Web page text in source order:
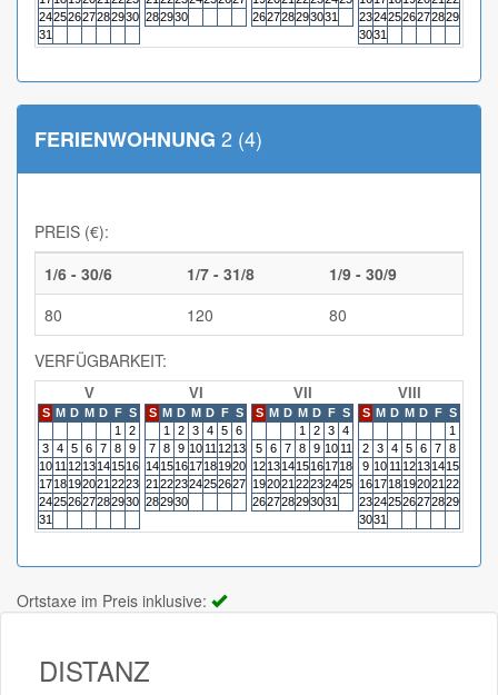
24252627282930
31
282930
262728293031
23242526272829
3031
FERIENWOHNUNG 2 (4)
PREIS (€):
1/6 - 30/6
1/7 - 31/8
1/9 - 30/9
80
120 80
VERFÜGBARKEIT:
V
S M D M D F S
1
2
3 4 5 6 7 8 9
10 11 1213141516
1718192021 2223
24252627282930
31
VI
S M D M D F S
1
2 3 4 5 6
7 8 9 10 11 1213
14151617181920
21 222324252627
282930
VII
S M D M D F S
1
2 3 4
5 6 7 8 9 10 11
12131415161718
192021 22232425
262728293031
VIII
S M D M D F S
1
2 3 4 5 6 7 8
9 10 11 12131415
161718192021 22
23242526272829
3031
Ortstaxe im Preis inklusive:
DISTANZ